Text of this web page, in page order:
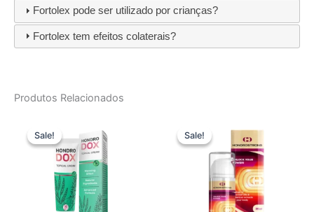
Fortolex pode ser utilizado por crianças?
Fortolex tem efeitos colaterais?
Produtos Relacionados
Sale!
Sale! Sale!
Sale!